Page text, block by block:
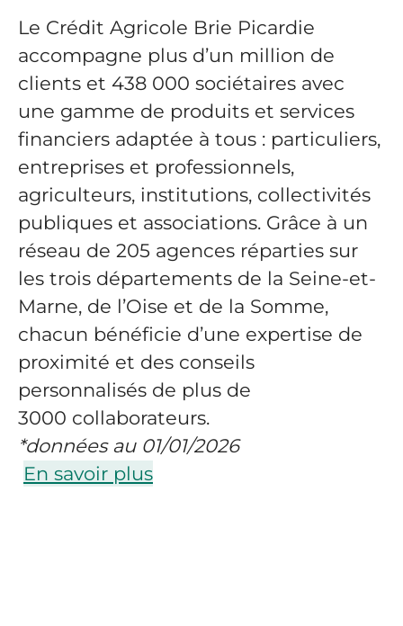
Le Crédit Agricole Brie Picardie
accompagne plus d’un million de
clients et 438 000 sociétaires avec
une gamme de produits et services
financiers adaptée à tous : particuliers,
entreprises et professionnels,
agriculteurs, institutions, collectivités
publiques et associations. Grâce à un
réseau de 205 agences réparties sur
les trois départements de la Seine-et-
Marne, de l’Oise et de la Somme,
chacun bénéficie d’une expertise de
proximité et des conseils
personnalisés de plus de
3000 collaborateurs.
*données au 01/01/2026
En savoir plus